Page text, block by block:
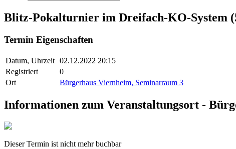
Blitz-Pokalturnier im Dreifach-KO-System
Termin Eigenschaften
Datum, Uhrzeit 02.12.2022 20:15
Registriert
0
Ort
Bürgerhaus Viernheim, Seminarraum 3
Informationen zum Veranstaltungsort -
Dieser Termin ist nicht mehr buchbar